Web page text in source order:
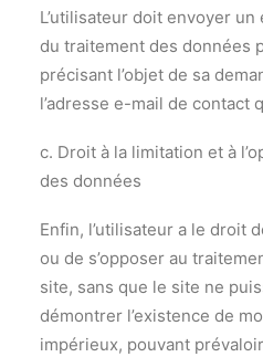
L’utilisateur doit envoyer
du traitement des données
précisant l’objet de sa
l’adresse e-mail de contact
c. Droit à la limitation et à
des données
Enfin, l’utilisateur a le droit
ou de s’opposer au
site, sans que le site ne
démontrer l’existence de
impérieux, pouvant